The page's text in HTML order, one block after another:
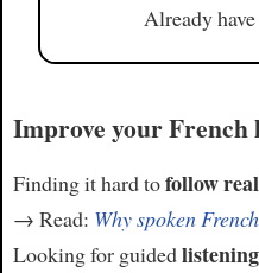
Already have
Improve your French
Finding it hard tofollow
→ Read: Why spoken
Looking for guided